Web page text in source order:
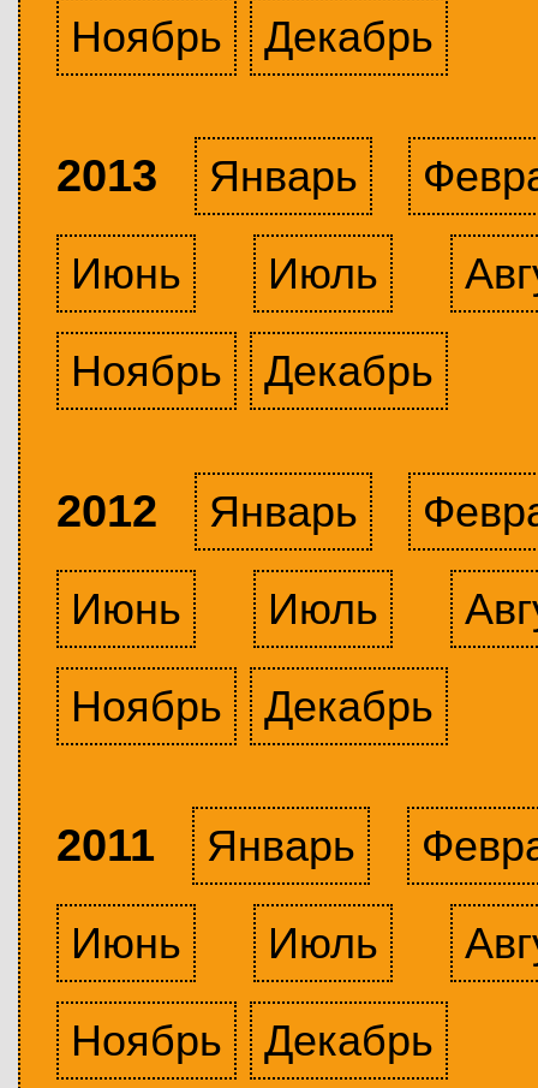
Ноябрь
Декабрь
2013 Январь
Июнь
Июль
Ноябрь
Декабрь
2012 Январь
Июнь
Июль
Ноябрь
Декабрь
2011 Январь
Июнь
Июль
Ноябрь
Декабрь